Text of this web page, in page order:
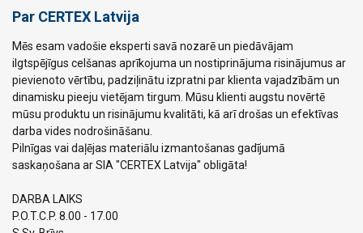
Par CERTEX Latvija
Mēs esam vadošie eksperti savā nozarē un piedāvājam
ilgtspējīgus celšanas aprīkojuma un nostiprinājuma risinājumus ar
pievienoto vērtību, padziļinātu izpratni par klienta vajadzībām un
dinamisku pieeju vietējam tirgum. Mūsu klienti augstu novērtē
mūsu produktu un risinājumu kvalitāti, kā arī drošas un efektīvas
darba vides nodrošināšanu.
Pilnīgas vai daļējas materiālu izmantošanas gadījumā
saskaņošana ar SIA "CERTEX Latvija" obligāta!
DARBA LAIKS
P.O.T.C.P. 8.00 - 17.00